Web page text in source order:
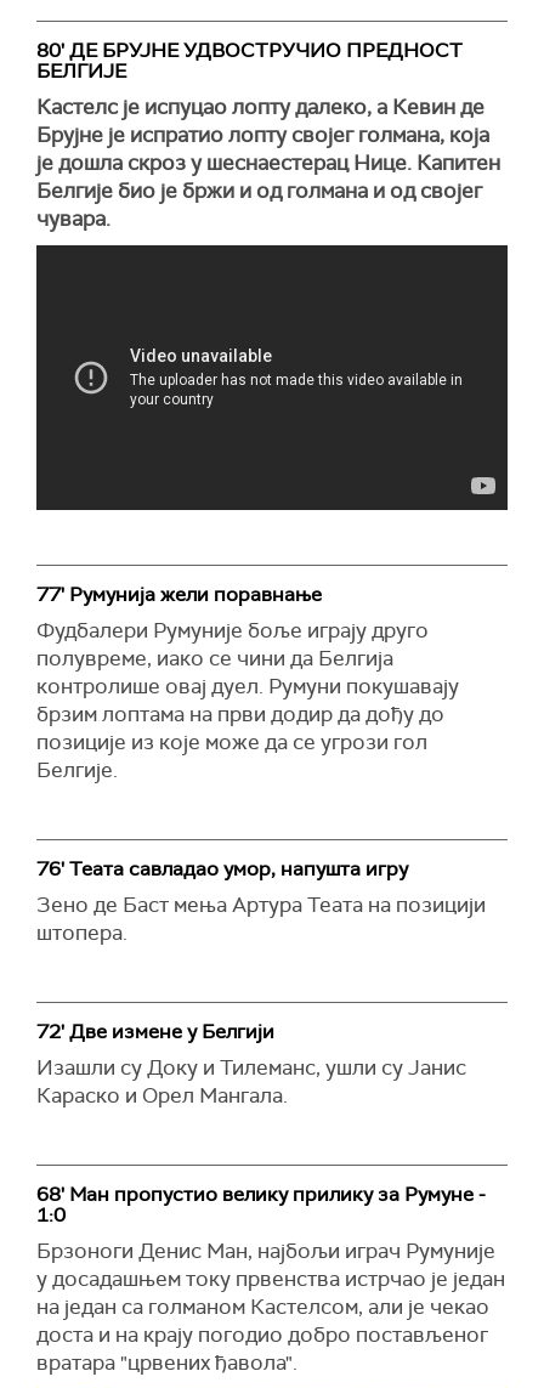
80' ДЕ БРУЈНЕ УДВОСТРУЧИО ПРЕДНОСТ
БЕЛГИЈЕ
Кастелс је испуцао лопту далеко, а Кевин де
Брујне је испратио лопту својег голмана, која
је дошла скроз у шеснаестерац Нице. Капитен
Белгије био је бржи и од голмана и од својег
чувара.
77' Румунија жели поравнање
Фудбалери Румуније боље играју друго
полувреме, иако се чини да Белгија
контролише овај дуел. Румуни покушавају
брзим лоптама на први додир да дођу до
позиције из које може да се угрози гол
Белгије.
76' Теата савладао умор, напушта игру
Зено де Баст мења Артура Теата на позицији
штопера.
72' Две измене у Белгији
Изашли су Доку и Тилеманс, ушли су Јанис
Караско и Орел Мангала.
68' Ман пропустио велику прилику за Румуне -
1:0
Брзоноги Денис Ман, најбољи играч Румуније
у досадашњем току првенства истрчао је један
на један са голманом Кастелсом, али је чекао
доста и на крају погодио добро постављеног
вратара "црвених ђавола".